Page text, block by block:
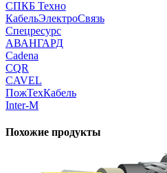
СПКБ Техно
КабельЭлектроСвязь
Спецресурс
АВАНГАРД
Cadena
CQR
CAVEL
ПожТехКабель
Inter-M
Похожие продукты